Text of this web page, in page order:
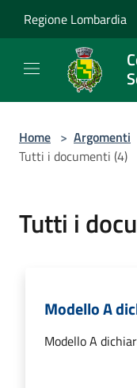
Regione Lombardia
Home > Argomenti
Tutti i documenti (4)
Tutti i
Modello A
Modello A